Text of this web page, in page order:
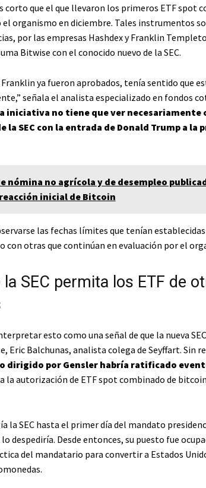
corto que el que llevaron los primeros ETF spot
organismo en diciembre. Tales instrumentos
por las empresas Hashdex y Franklin
Bitwise con el conocido nuevo de la SEC.
Franklin ya fueron aprobados, tenía sentido que
señala el analista especializado en fondos
iniciativa no tiene que ver necesariamente
la SEC con la entrada de Donald Trump a la
nómina no agrícola y de desempleo
reacción inicial de Bitcoin
las fechas límites que tenían
con otras que continúan en evaluación por el
SEC permita los ETF de
esto como una señal de que la nueva
Eric Balchunas, analista colega de Seyffart. Sin
dirigido por Gensler habría ratificado
la autorización de ETF spot combinado de
la SEC hasta el primer día del mandato
despediría. Desde entonces, su puesto fue
del mandatario para convertir a Estados